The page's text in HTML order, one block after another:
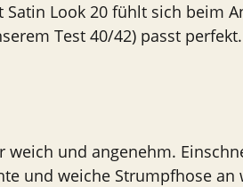
Look 20 fühlt sich beim
Test 40/42) passt
und angenehm.
und weiche Strumpfhose an